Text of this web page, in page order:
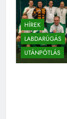
HÍREK
LABDARÚGÁS
UTÁNPÓTLÁS